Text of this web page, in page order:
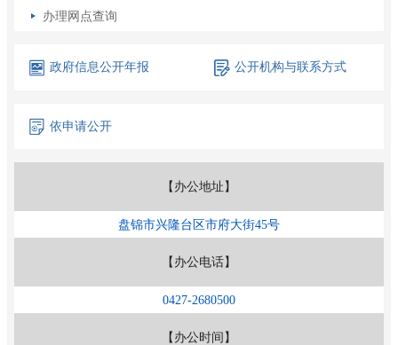
办理网点查询
政府信息公开年报 公开机构与联系方式
依申请公开
【办公地址】
盘锦市兴隆台区市府大街45号
【办公电话】
0427-2680500
【办公时间】